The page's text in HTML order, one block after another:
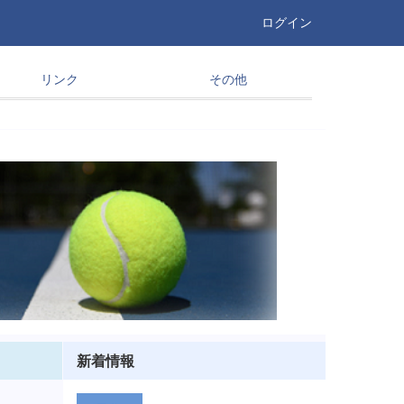
ログイン
リンク その他
新着情報